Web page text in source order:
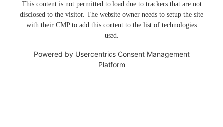
This content is not permitted to load due to trackers that are not
disclosed to the visitor. The website owner needs to setup the site
with their CMP to add this content to the list of technologies
used.
Powered by Usercentrics Consent Management
Platform